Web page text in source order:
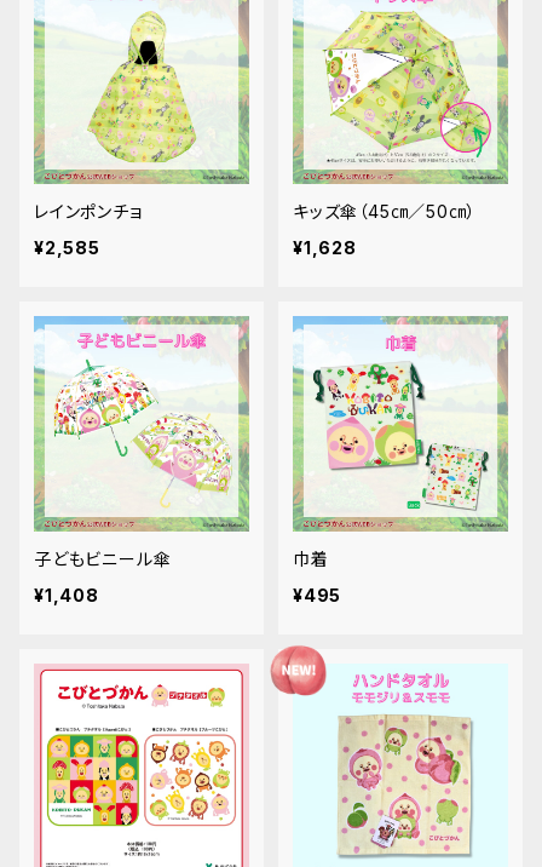
レインポンチョ
¥2,585
キッズ傘（45㎝／50㎝）
¥1,628
子どもビニール傘
¥1,408
巾着
¥495